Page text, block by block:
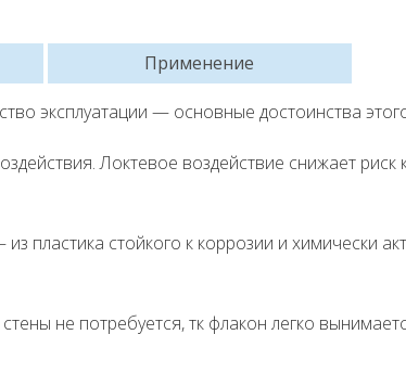
Применение
эксплуатации — основные достоинства
Локтевое воздействие снижает
пластика стойкого к коррозии и химически
не потребуется, тк флакон легко